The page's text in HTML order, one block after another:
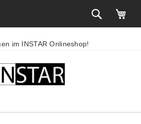
im INSTAR Onlineshop!